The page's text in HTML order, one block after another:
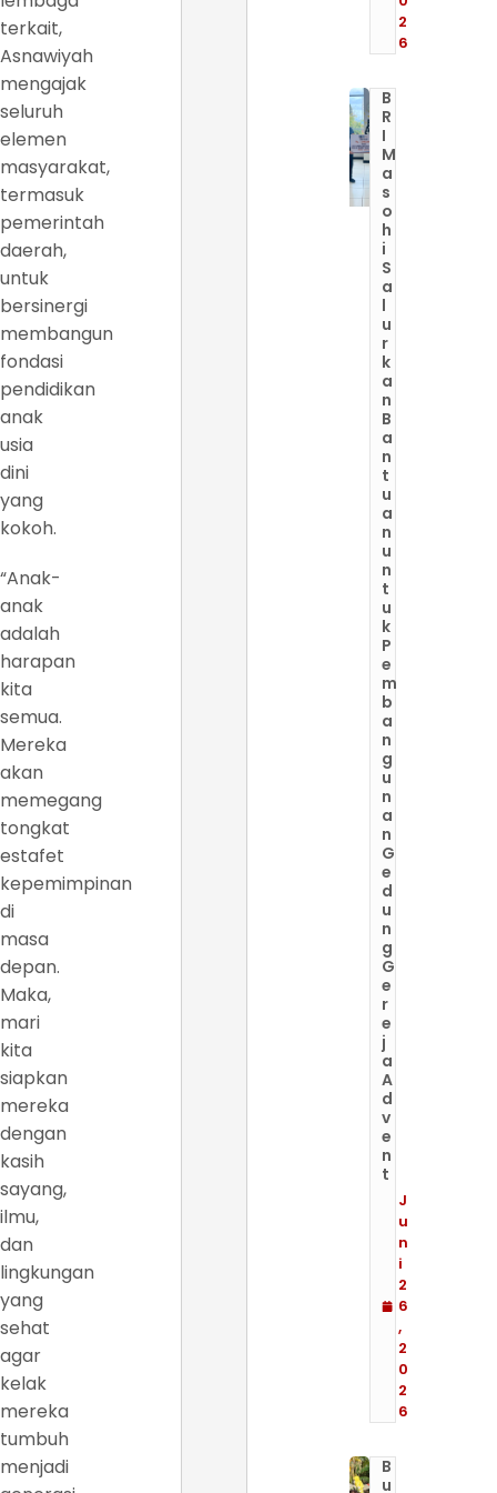
terkait,
Asnawiyah
mengajak
seluruh
elemen
masyarakat,
termasuk
pemerintah
daerah,
untuk
bersinergi
membangun
fondasi
pendidikan
anak
usia
dini
yang
kokoh.
“Anak-
anak
adalah
harapan
kita
semua.
Mereka
akan
memegang
tongkat
estafet
kepemimpinan
di
masa
depan.
Maka,
mari
kita
siapkan
mereka
dengan
kasih
sayang,
ilmu,
dan
lingkungan
yang
sehat
agar
kelak
mereka
tumbuh
menjadi
2
6
B
R
I
M
a
s
o
h
i
S
a
l
u
r
k
a
n
B
a
n
t
u
a
n
u
n
t
u
k
P
e
m
b
a
n
g
u
n
a
n
G
e
d
u
n
g
G
e
r
e
j
a
A
d
v
e
n
t
J
u
n
i
2
6
,
2
0
2
6
B
u